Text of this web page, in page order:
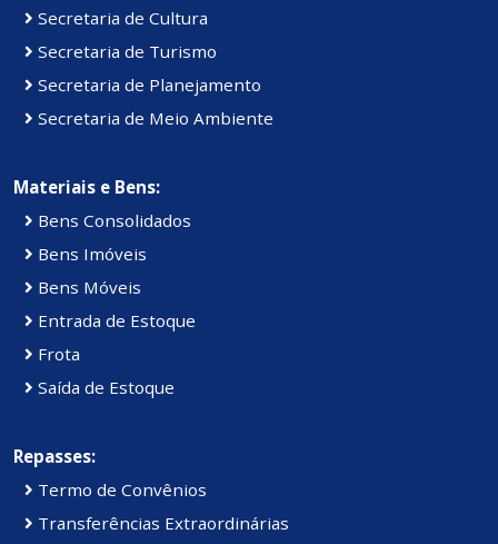
Secretaria de Cultura
Secretaria de Turismo
Secretaria de Planejamento
Secretaria de Meio Ambiente
Materiais e Bens:
Bens Consolidados
Bens Imóveis
Bens Móveis
Entrada de Estoque
Frota
Saída de Estoque
Repasses:
Termo de Convênios
Transferências Extraordinárias